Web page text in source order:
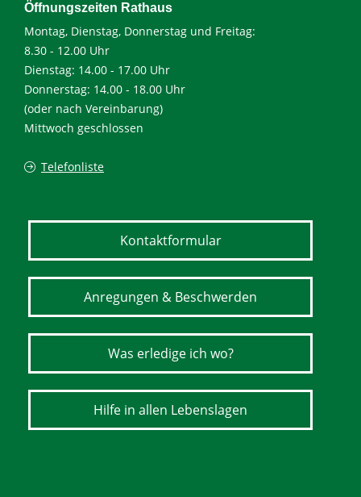
Öffnungszeiten Rathaus
Montag, Dienstag, Donnerstag und Freitag:
8.30 - 12.00 Uhr
Dienstag: 14.00 - 17.00 Uhr
Donnerstag: 14.00 - 18.00 Uhr
(oder nach Vereinbarung)
Mittwoch geschlossen
Telefonliste
Kontaktformular
Anregungen & Beschwerden
Was erledige ich wo?
Hilfe in allen Lebenslagen